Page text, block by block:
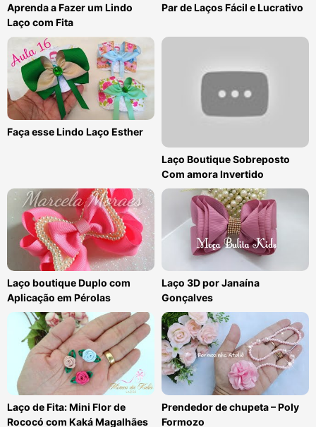
Aprenda a Fazer um Lindo
Laço com Fita
Par de Laços Fácil e Lucrativo
Faça esse Lindo Laço Esther
Laço Boutique Sobreposto
Com amora Invertido
Laço boutique Duplo com
Aplicação em Pérolas
Laço 3D por Janaína
Gonçalves
Laço de Fita: Mini Flor de
Rococó com Kaká Magalhães
Prendedor de chupeta – Poly
Formozo